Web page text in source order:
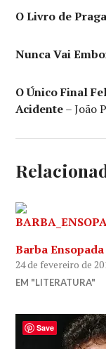
O Livro de Praga
Nunca Vai
O Único Final
Acidente– João
Barba
24 de fevereiro de
EM "LITERATURA"
Save